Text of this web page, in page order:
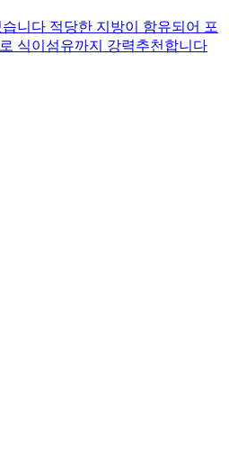
니다 적당한 지방이 함유되어 포
식이섬유까지 강력추천합니다